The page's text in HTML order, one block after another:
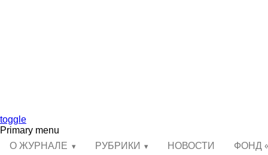
toggle
Primary menu
О ЖУРНАЛЕ
РУБРИКИ НОВОСТИ
ФОНД